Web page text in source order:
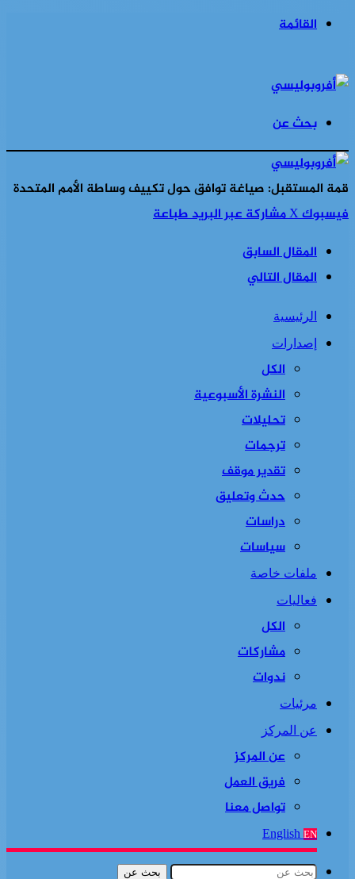
القائمة
بحث عن
قمة المستقبل: صياغة توافق حول تكييف وساطة الأمم المتحدة
فيسبوك‫Xمشاركة عبر البريدطباعة
المقال السابق
المقال التالي
الرئيسية
إصدارات
الكل
النشرة الأسبوعية
تحليلات
ترجمات
تقدير موقف
حدث وتعليق
دراسات
سياسات
ملفات خاصة
فعاليات
الكل
مشاركات
ندوات
مرئيات
عن المركز
عن المركز
فريق العمل
تواصل معنا
English EN
بحث عن